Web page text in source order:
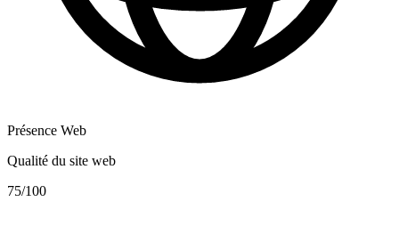
Présence Web
Qualité du site web
75/100